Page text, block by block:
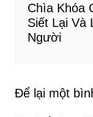
Chìa Khóa
Siết Lại Và
Người
Để lại một